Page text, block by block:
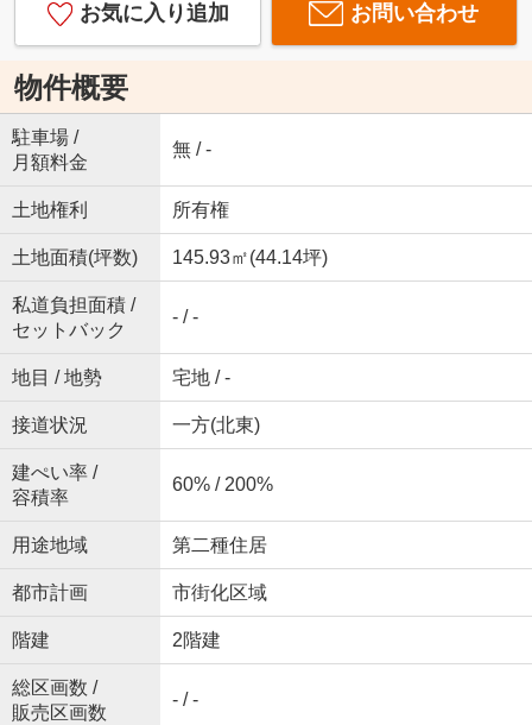
お気に入り追加 お問い合わせ
物件概要
駐車場 /
月額料金
無 / -
土地権利 所有権
土地面積(坪数) 145.93㎡(44.14坪)
私道負担面積 /
セットバック
- / -
地目 / 地勢 宅地 / -
接道状況 一方(北東)
建ぺい率 /
容積率
60% / 200%
用途地域 第二種住居
都市計画 市街化区域
階建 2階建
総区画数 /
販売区画数
- / -